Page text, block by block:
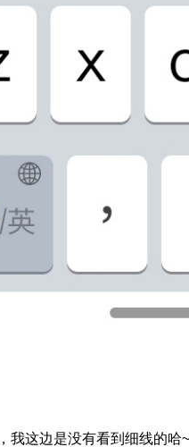
我这边是没有看到细线的哈~